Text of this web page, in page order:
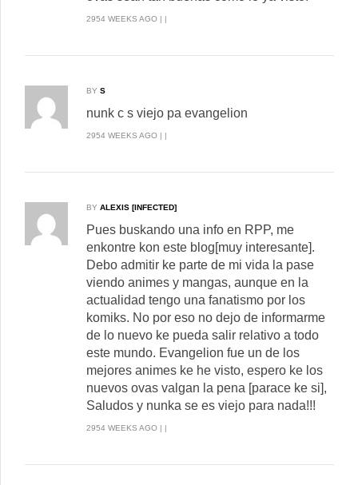
2954 WEEKS AGO | |
BY S
nunk c s viejo pa evangelion
2954 WEEKS AGO | |
BY ALEXIS [INFECTED]
Pues buskando una info en RPP, me
enkontre kon este blog[muy interesante].
Debo admitir ke parte de mi vida la pase
viendo animes y mangas, aunque en la
actualidad tengo una fanatismo por los
komiks. No por eso no dejo de informarme
de lo nuevo ke pueda salir relativo a todo
este mundo. Evangelion fue un de los
mejores animes ke he visto, espero ke los
nuevos ovas valgan la pena [parace ke si],
Saludos y nunka se es viejo para nada!!!
2954 WEEKS AGO | |